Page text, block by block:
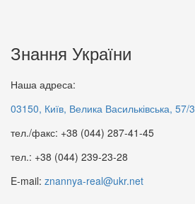
Знання України
Наша адреса:
03150, Київ, Велика Васильківська, 57/3
тел./факс: +38 (044) 287-41-45
тел.: +38 (044) 239-23-28
E-mail: znannya-real@ukr.net